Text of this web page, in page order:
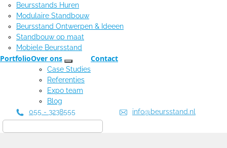
Beursstands Huren
Modulaire Standbouw
Beursstand Ontwerpen & Ideeen
Standbouw op maat​
Mobiele Beursstand
PortfolioOver ons
Case Studies
Referenties
Expo team
Blog
Contact
055 - 3238555 info@beursstand.nl